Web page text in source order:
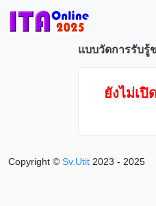
แบบวัดการรับรู้
ยังไม่เปิ
Copyright © Sv.Utit 2023 - 2025